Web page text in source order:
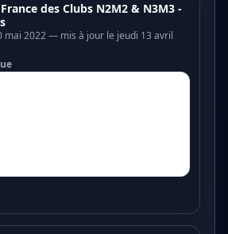
des Clubs N2M2 & N3M3 -
mai 2022 — mis à jour le jeudi 13 avril